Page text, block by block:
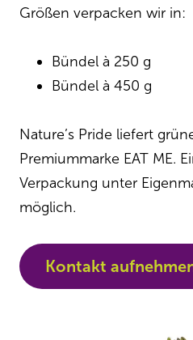
Größen verpacken wir in:
Bündel à 250 g
Bündel à 450 g
Nature’s Pride liefert
Premiummarke EAT ME.
Verpackung unter
möglich.
Kontakt